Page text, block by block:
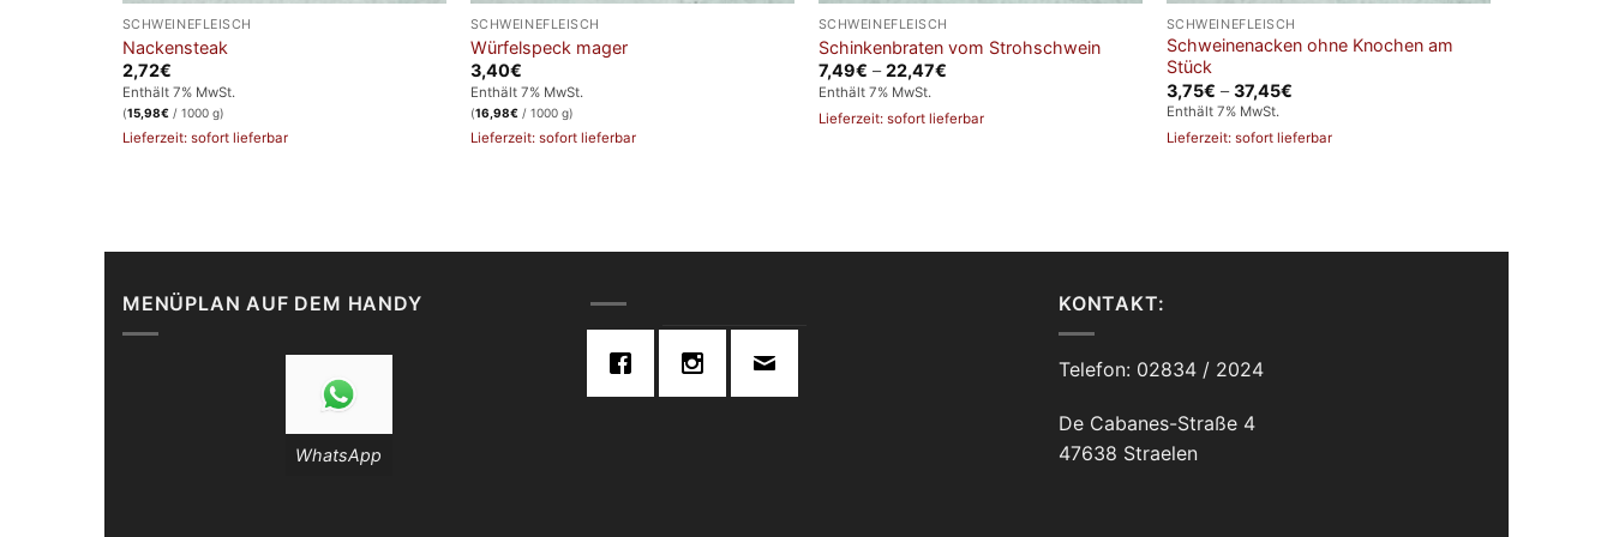
SCHWEINEFLEISCH
Nackensteak
2,72€
Enthält 7% MwSt.
(15,98€/ 1000 g)
Lieferzeit: sofort lieferbar
SCHWEINEFLEISCH
Würfelspeck mager
3,40€
Enthält 7% MwSt.
(16,98€/ 1000 g)
Lieferzeit: sofort lieferbar
SCHWEINEFLEISCH
Schinkenbraten vom Strohschwein
7,49€ –22,47€Preisspanne:
22,47€
Enthält 7% MwSt.
Lieferzeit: sofort lieferbar
SCHWEINEFLEISCH
Schweinenacken ohne Knochen am
Stück
3,75€ –37,45€Preisspanne:
37,45€
Enthält 7% MwSt.
Lieferzeit: sofort lieferbar
MENÜPLAN AUF DEM HANDY
WhatsApp
KONTAKT:
Telefon: 02834 / 2024
De Cabanes-Straße 4
47638 Straelen